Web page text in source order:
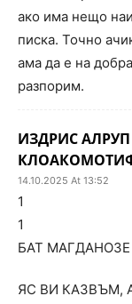
ако има нещо
писка. Точно
ама да е на
разпорим.
ИЗДРИС
14.10.2025 At 13:52
1
1
БАТ
ЯС ВИ КАЗВЪМ,